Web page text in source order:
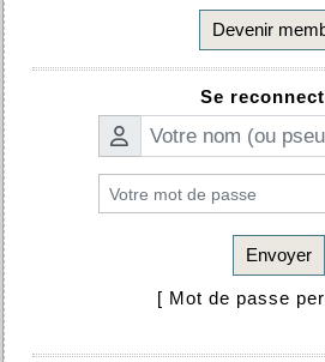
Devenir
Se
Envoyer
[ Mot de passe